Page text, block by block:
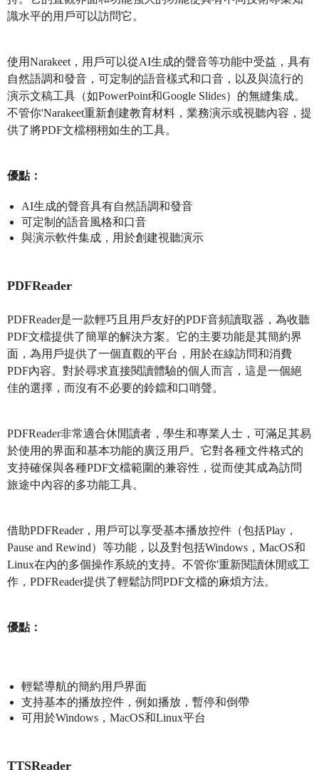
識水平的用戶可以訪問它。
使用Narakeet，用戶可以從AI生成的聲音等功能中受益，具有
自然語調和發音，可定制的語音樣式和口音，以及與流行的
演示文稿工具（如PowerPoint和Google Slides）的無縫集成。
不管你'Narakeet重新創建教育材料，業務演示或視聽內容，提
供了將PDF文檔栩栩如生的工具。
優點：
AI生成的聲音具有自然語調和發音
可定制的語音風格和口音
與演示軟件集成，用於創建視聽演示
PDFReader
PDFReader是一款輕巧且用戶友好的PDF音頻讀取器，為收聽
PDF文檔提供了簡單的解決方案。它的主要功能是其簡約界
面，為用戶提供了一個直觀的平台，用於在線訪問和消費
PDF內容。對於尋求直接閱讀體驗的個人而言，這是一個絕
佳的選擇，而沒有不必要的鈴鐺和口哨聲。
PDFReader非常適合休閒讀者，學生和專業人士，可滿足其易
於使用的界面和基本功能的廣泛用戶。它對各種文件格式的
支持確保與各種PDF文檔範圍的兼容性，從而使其成為訪問
旅途中內容的多功能工具。
借助PDFReader，用戶可以享受基本播放控件（包括Play，
Pause and Rewind）等功能，以及對包括Windows，MacOS和
Linux在內的多個操作系統的支持。不管你'重新閱讀休閒或工
作，PDFReader提供了輕鬆訪問PDF文檔的麻煩方法。
優點：
輕鬆導航的簡約用戶界面
支持基本的播放控件，例如播放，暫停和倒帶
可用於Windows，MacOS和Linux平台
TTSReader